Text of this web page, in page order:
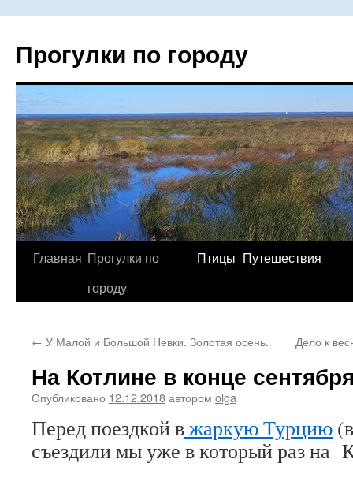
Прогулки по городу
Перейти
Главная Прогулки по
городу
Птицы Путешествия
← У Малой и Большой Невки. Золотая осень. Дело к
На Котлине в конце
Опубликовано 12.12.2018автором olga
Перед поездкой вжаркую Турцию
съездили мы уже в который раз на